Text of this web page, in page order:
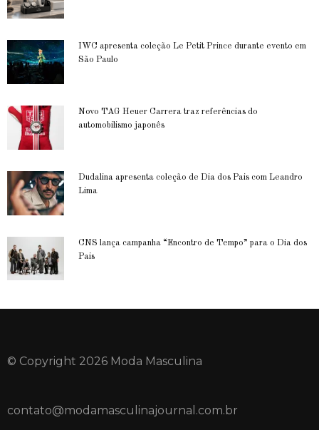
IWC apresenta coleção Le Petit Prince durante evento em
São Paulo
Novo TAG Heuer Carrera traz referências do
automobilismo japonês
Dudalina apresenta coleção de Dia dos Pais com Leandro
Lima
CNS lança campanha “Encontro de Tempo” para o Dia dos
Pais
© Copyright 2026 Moda Masculina
contato@modamasculinajournal.com.br